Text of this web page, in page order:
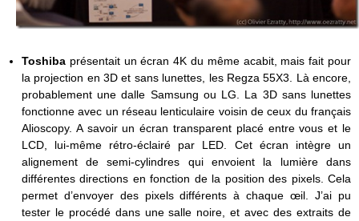
Toshiba présentait un écran 4K du même acabit, mais fait pour
la projection en 3D et sans lunettes, les Regza 55X3. Là encore,
probablement une dalle Samsung ou LG. La 3D sans lunettes
fonctionne avec un réseau lenticulaire voisin de ceux du français
Alioscopy. A savoir un écran transparent placé entre vous et le
LCD, lui-même rétro-éclairé par LED. Cet écran intègre un
alignement de semi-cylindres qui envoient la lumière dans
différentes directions en fonction de la position des pixels. Cela
permet d’envoyer des pixels différents à chaque œil. J’ai pu
tester le procédé dans une salle noire, et avec des extraits de